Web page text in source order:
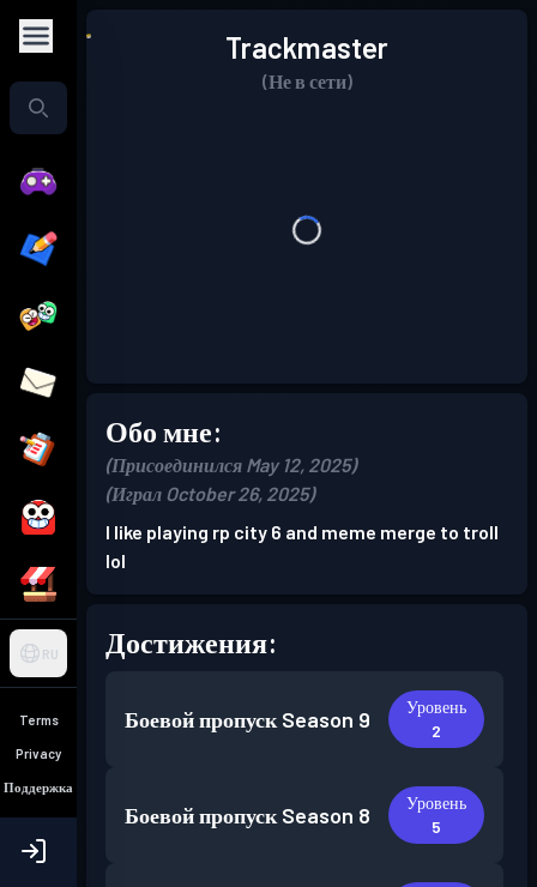
RU
Terms
Privacy
Поддержка
Trackmaster
(Не в сети)
Обо мне:
(Присоединился May 12, 2025)
(Играл October 26, 2025)
I like playing rp city 6 and meme merge to troll
lol
Достижения:
Боевой пропуск Season 9
Уровень
2
Боевой пропуск Season 8
Уровень
5